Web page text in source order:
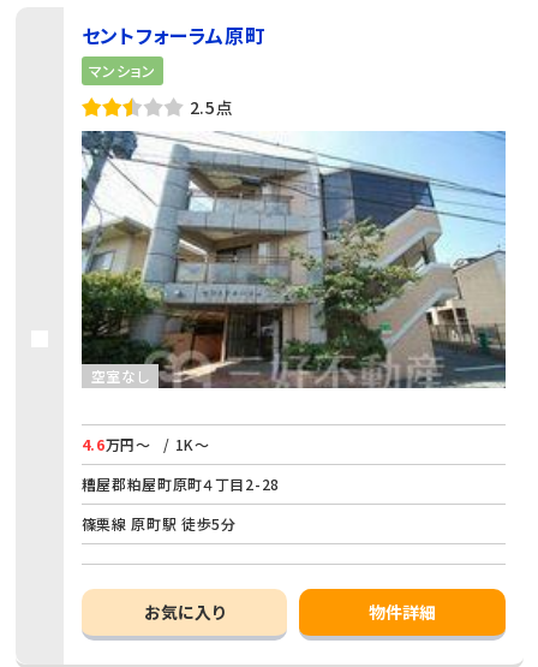
セントフォーラム原町
マンション
2.5点
空室なし
4.6万円～
/ 1K～
糟屋郡粕屋町原町４丁目2-28
篠栗線 原町駅 徒歩5分
お気に入り 物件詳細